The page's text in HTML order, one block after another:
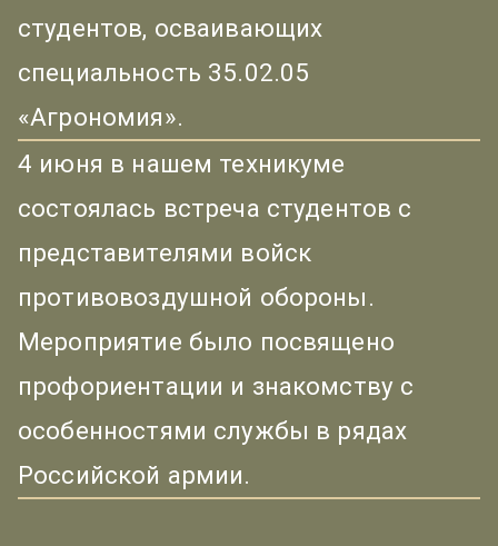
студентов, осваивающих
специальность 35.02.05
«Агрономия».
4 июня в нашем техникуме
состоялась встреча студентов с
представителями войск
противовоздушной обороны.
Мероприятие было посвящено
профориентации и знакомству с
особенностями службы в рядах
Российской армии.